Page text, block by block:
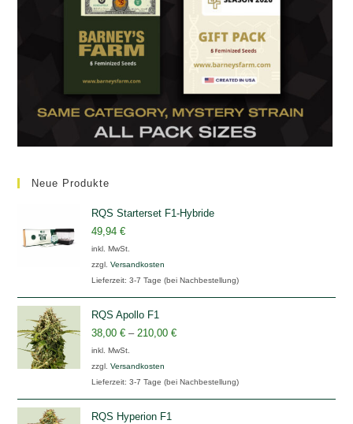
Neue Produkte
RQS Starterset F1-Hybride
49,94€
inkl. MwSt.
zzgl.Versandkosten
Lieferzeit:3-7 Tage (bei Nachbestellung)
RQS Apollo F1
38,00€ –210,00€
inkl. MwSt.
zzgl.Versandkosten
Lieferzeit:3-7 Tage (bei Nachbestellung)
RQS Hyperion F1